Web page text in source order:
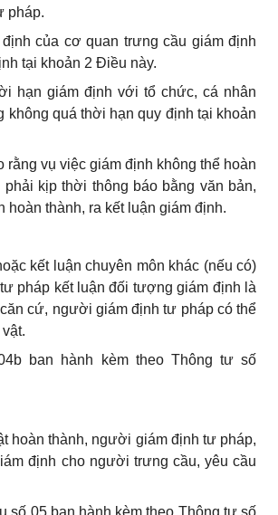
pháp.
của cơ quan trưng cầu giám định
tại khoản 2 Điều này.
hạn giám định với tổ chức, cá nhân
quá thời hạn quy định tại khoản
vụ việc giám định không thể hoàn
kịp thời thông báo bằng văn bản,
thành, ra kết luận giám định.
kết luận chuyên môn khác (nếu có)
pháp kết luận đối tượng giám định là
cứ, người giám định tư pháp có thể
ban hành kèm theo Thông tư số
hoàn thành, người giám định tư pháp,
định cho người trưng cầu, yêu cầu
số 05 ban hành kèm theo Thông tư số